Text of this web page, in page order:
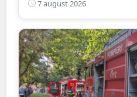
Satu Mare
7 august 2026